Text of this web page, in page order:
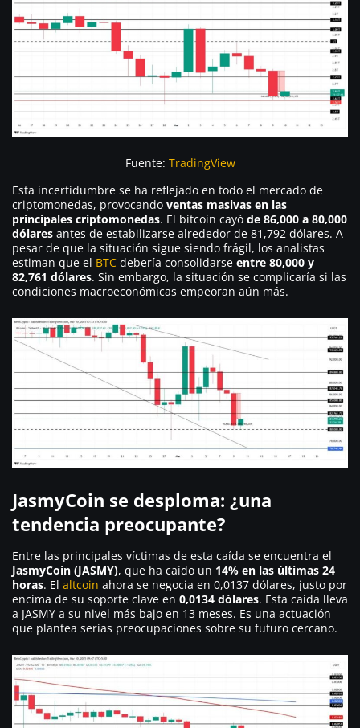
Fuente: TradingView
Esta incertidumbre se ha reflejado en todo el mercado de
criptomonedas, provocando ventas masivas en las
principales criptomonedas. El bitcoin cayó de 86,000 a 80,000
dólares antes de estabilizarse alrededor de 81,792 dólares. A
pesar de que la situación sigue siendo frágil, los analistas
estiman que el BTC debería consolidarse entre 80,000 y
82,761 dólares. Sin embargo, la situación se complicaría si las
condiciones macroeconómicas empeoran aún más.
JasmyCoin se desploma: ¿una
tendencia preocupante?
Entre las principales víctimas de esta caída se encuentra el
JasmyCoin (JASMY), que ha caído un 14% en las últimas 24
horas. El altcoin ahora se negocia en 0,0137 dólares, justo por
encima de su soporte clave en 0,0134 dólares. Esta caída lleva
a JASMY a su nivel más bajo en 13 meses. Es una actuación
que plantea serias preocupaciones sobre su futuro cercano.